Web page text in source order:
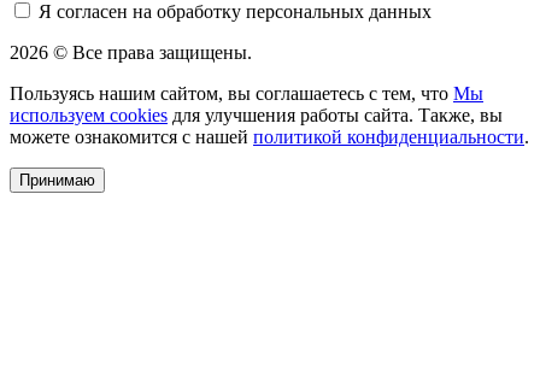
Я согласен на обработку персональных данных
2026 © Все права защищены.
Пользуясь нашим сайтом, вы соглашаетесь с тем, что Мы
используем cookies для улучшения работы сайта. Также, вы
можете ознакомится с нашей политикой конфиденциальности.
Принимаю